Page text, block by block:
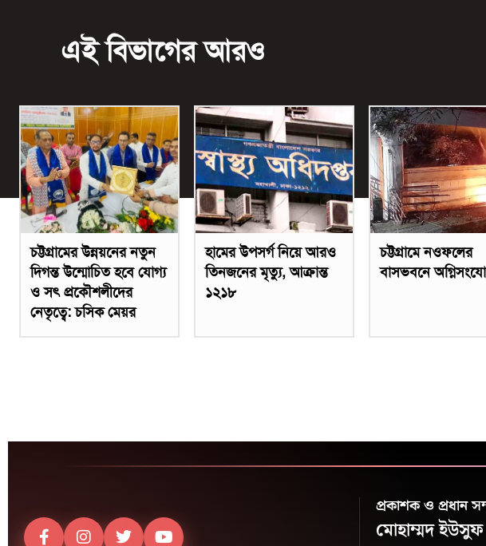
এই বিভাগের আরও
চট্টগ্রামের উন্নয়নের নতুন
দিগন্ত উন্মোচিত হবে যোগ্য
ও সৎ প্রকৌশলীদের
নেতৃত্বে: চসিক মেয়র
হামের উপসর্গ নিয়ে আরও
তিনজনের মৃত্যু, আক্রান্ত
১২১৮
চট্টগ্রামে নওফলের
বাসভবনে
প্রকাশক ও প্রধান
মোহাম্মদ ইউসুফ